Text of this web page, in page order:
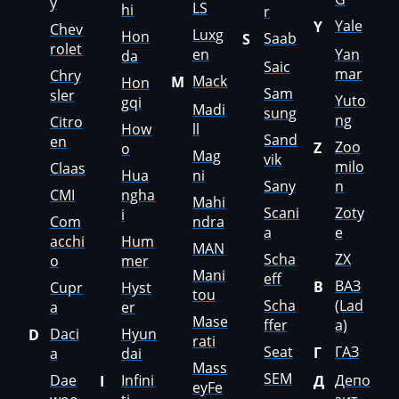
Jetour
Jetta
JMC
JohnDeere
Kaiyi
Kalmar
Kassbohrer
Kato
Kenworth
Kia
KingLong
Chev
rolet
Chry
sler
Citro
en
Claas
CMI
Com
acchi
o
Cupr
a
D
Daci
a
Dae
hi
Hon
da
Hon
gqi
How
o
Hua
ngha
i
Hum
mer
Hyst
er
Hyun
dai
I
Infini
LS
Luxg
en
M Mack
Madi
ll
Mag
ni
Mahi
ndra
MAN
Mani
tou
Mase
rati
Mass
eyFe
r
S
Saab
Saic
Sam
sung
Sand
vik
Sany
Scani
a
Scha
eff
Scha
ffer
Seat
SEM
Y
Yale
Yan
mar
Yuto
ng
Z
Zoo
milo
n
Zoty
e
ZX
В
ВАЗ
(Lad
a)
Г
ГАЗ
Д Депо